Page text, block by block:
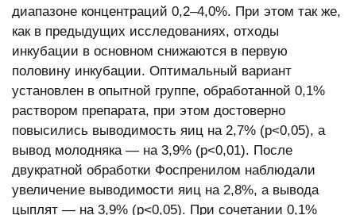
диапазоне концентраций 0,2–4,0%. При этом так же,
как в предыдущих исследованиях, отходы
инкубации в основном снижаются в первую
половину инкубации. Оптимальный вариант
установлен в опытной группе, обработанной 0,1%
раствором препарата, при этом достоверно
повысились выводимость яиц на 2,7% (p<0,05), а
вывод молодняка — на 3,9% (p<0,01). После
двукратной обработки Фоспренилом наблюдали
увеличение выводимости яиц на 2,8%, а вывода
цыплят — на 3,9% (p<0,05). При сочетании 0,1%